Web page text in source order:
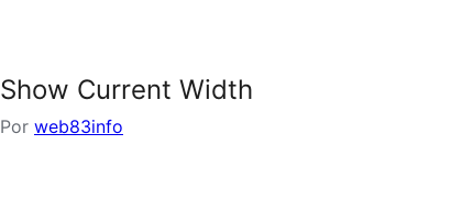
Show Current Width
Por web83info